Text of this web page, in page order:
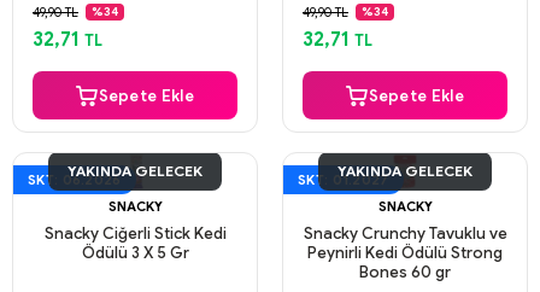
Güvenli Ödeme
Aynı Gün Kargo
49,90 TL %34
32,71 TL
Sepete Ekle
Güvenli Ödeme
Aynı Gün Kargo
49,90 TL %34
32,71 TL
Sepete Ekle
SKT: 06.2026
YAKINDA GELECEK
SNACKY
Snacky Ciğerli Stick Kedi
Ödülü 3 X 5 Gr
SKT: 01.2027
YAKINDA GELECEK
SNACKY
Snacky Crunchy Tavuklu ve
Peynirli Kedi Ödülü Strong
Bones 60 gr
Aynı Gün Kargo